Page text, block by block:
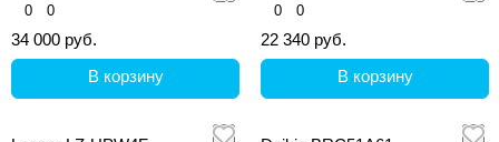
0 0
34 000 руб.
В корзину
0 0
22 340 руб.
В корзину